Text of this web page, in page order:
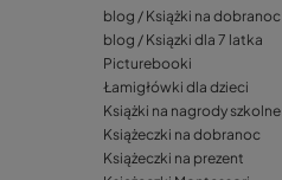
blog / Książki na dobranoc
blog / Ksiązki dla 7 latka
Picturebooki
Łamigłówki dla dzieci
Książki na nagrody szkolne
Książeczki na dobranoc
Książeczki na prezent